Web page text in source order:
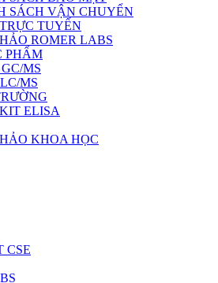
SÁCH VẬN CHUYỂN
TUYẾN
ROMER LABS
PHẨM
MS
MS
ELISA
KHOA HỌC
CSE